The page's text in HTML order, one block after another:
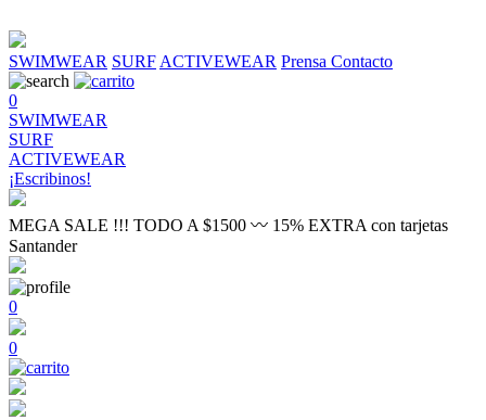
SWIMWEAR SURF ACTIVEWEAR Prensa Contacto
0
SWIMWEAR
SURF
ACTIVEWEAR
¡Escribinos!
MEGA SALE !!! TODO A $1500 〰 15% EXTRA con tarjetas
Santander
0
0